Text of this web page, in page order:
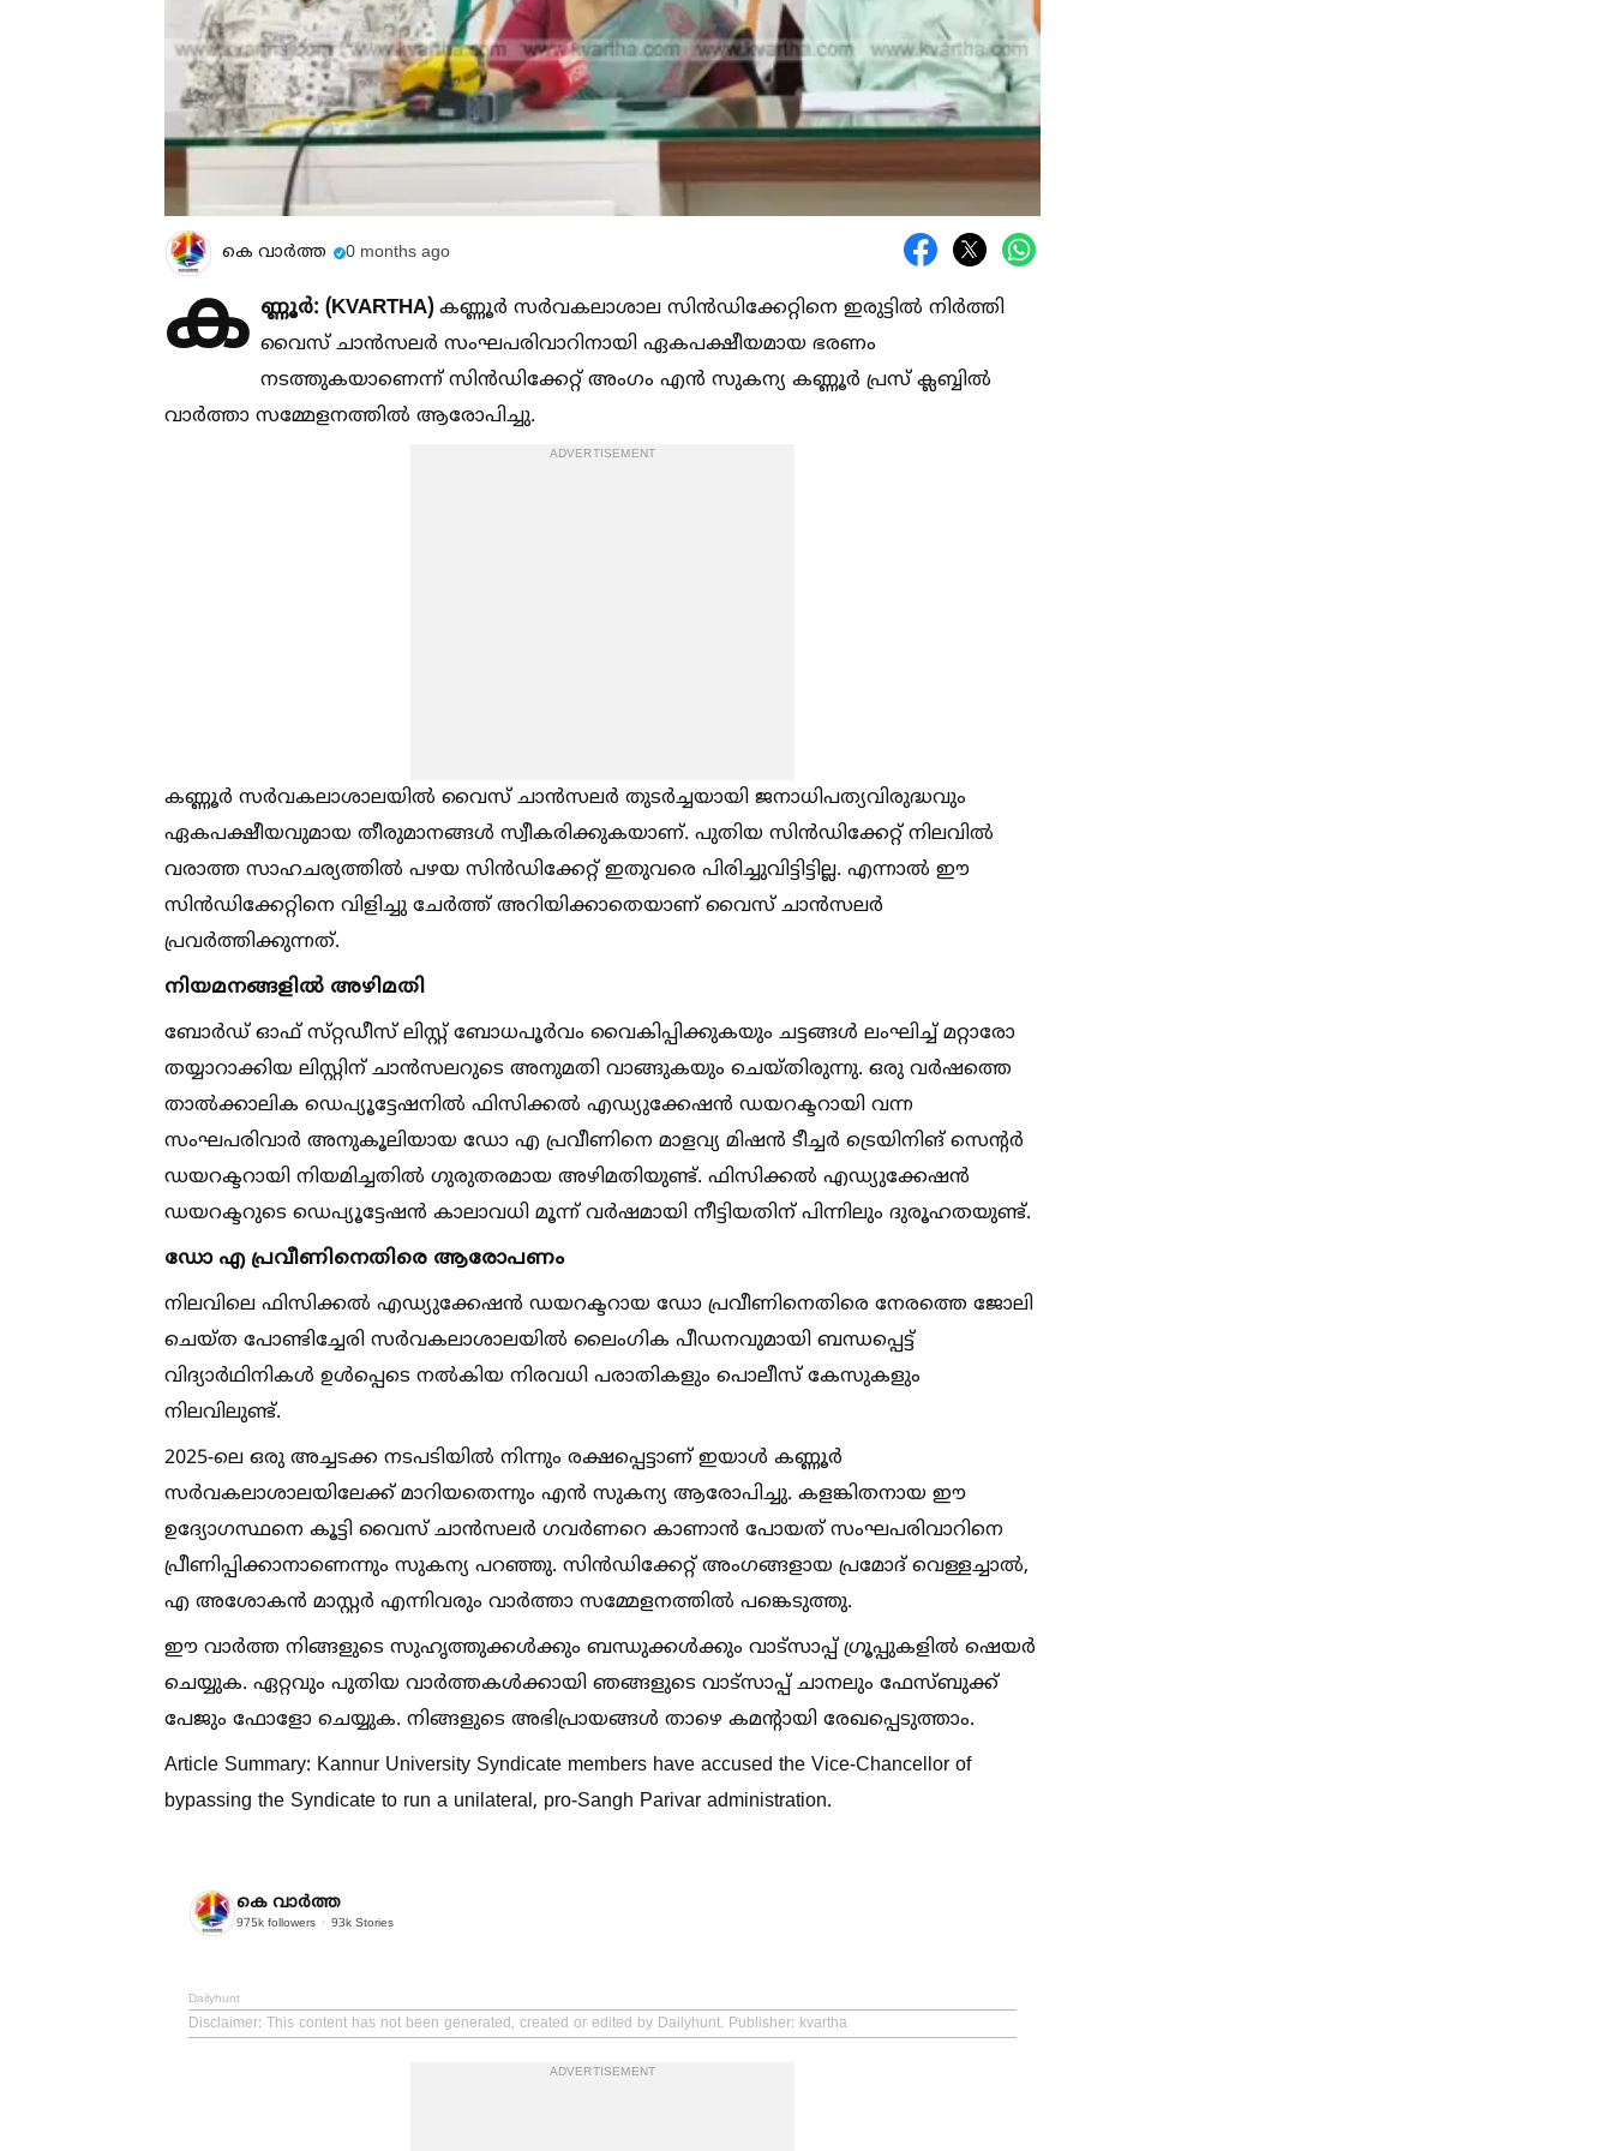
കെ വാര്‍ത്ത 0 months ago
ക ണ്ണൂർ: (KVARTHA) കണ്ണൂർ സർവകലാശാല സിൻഡിക്കേറ്റിനെ ഇരുട്ടില്‍ നിർത്തി
വൈസ് ചാൻസലർ സംഘപരിവാറിനായി ഏകപക്ഷീയമായ ഭരണം
നടത്തുകയാണെന്ന് സിൻഡിക്കേറ്റ് അംഗം എൻ സുകന്യ കണ്ണൂർ പ്രസ് ക്ലബ്ബില്‍
വാർത്താ സമ്മേളനത്തില്‍ ആരോപിച്ചു.
ADVERTISEMENT
കണ്ണൂർ സർവകലാശാലയില്‍ വൈസ് ചാൻസലർ തുടർച്ചയായി ജനാധിപത്യവിരുദ്ധവും
ഏകപക്ഷീയവുമായ തീരുമാനങ്ങള്‍ സ്വീകരിക്കുകയാണ്. പുതിയ സിൻഡിക്കേറ്റ് നിലവില്‍
വരാത്ത സാഹചര്യത്തില്‍ പഴയ സിൻഡിക്കേറ്റ് ഇതുവരെ പിരിച്ചുവിട്ടിട്ടില്ല. എന്നാല്‍ ഈ
സിൻഡിക്കേറ്റിനെ വിളിച്ചു ചേർത്ത് അറിയിക്കാതെയാണ് വൈസ് ചാൻസലർ
പ്രവർത്തിക്കുന്നത്.
നിയമനങ്ങളില്‍ അഴിമതി
ബോർഡ് ഓഫ് സ്‌റ്റഡീസ് ലിസ്റ്റ് ബോധപൂർവം വൈകിപ്പിക്കുകയും ചട്ടങ്ങള്‍ ലംഘിച്ച്‌ മറ്റാരോ
തയ്യാറാക്കിയ ലിസ്റ്റിന് ചാൻസലറുടെ അനുമതി വാങ്ങുകയും ചെയ്തിരുന്നു. ഒരു വർഷത്തെ
താല്‍ക്കാലിക ഡെപ്യൂട്ടേഷനില്‍ ഫിസിക്കല്‍ എഡ്യുക്കേഷൻ ഡയറക്ടറായി വന്ന
സംഘപരിവാർ അനുകൂലിയായ ഡോ എ പ്രവീണിനെ മാളവ്യ മിഷൻ ടീച്ചർ ട്രെയിനിങ് സെൻ്റർ
ഡയറക്ടറായി നിയമിച്ചതില്‍ ഗുരുതരമായ അഴിമതിയുണ്ട്. ഫിസിക്കല്‍ എഡ്യുക്കേഷൻ
ഡയറക്ടറുടെ ഡെപ്യൂട്ടേഷൻ കാലാവധി മൂന്ന് വർഷമായി നീട്ടിയതിന് പിന്നിലും ദുരൂഹതയുണ്ട്.
ഡോ എ പ്രവീണിനെതിരെ ആരോപണം
നിലവിലെ ഫിസിക്കല്‍ എഡ്യുക്കേഷൻ ഡയറക്ടറായ ഡോ പ്രവീണിനെതിരെ നേരത്തെ ജോലി
ചെയ്ത പോണ്ടിച്ചേരി സർവകലാശാലയില്‍ ലൈംഗിക പീഡനവുമായി ബന്ധപ്പെട്ട്
വിദ്യാർഥിനികള്‍ ഉള്‍പ്പെടെ നല്‍കിയ നിരവധി പരാതികളും പൊലീസ് കേസുകളും
നിലവിലുണ്ട്.
2025-ലെ ഒരു അച്ചടക്ക നടപടിയില്‍ നിന്നും രക്ഷപ്പെട്ടാണ് ഇയാള്‍ കണ്ണൂർ
സർവകലാശാലയിലേക്ക് മാറിയതെന്നും എൻ സുകന്യ ആരോപിച്ചു. കളങ്കിതനായ ഈ
ഉദ്യോഗസ്ഥനെ കൂട്ടി വൈസ് ചാൻസലർ ഗവർണറെ കാണാൻ പോയത് സംഘപരിവാറിനെ
പ്രീണിപ്പിക്കാനാണെന്നും സുകന്യ പറഞ്ഞു. സിൻഡിക്കേറ്റ് അംഗങ്ങളായ പ്രമോദ് വെള്ളച്ചാല്‍,
എ അശോകൻ മാസ്റ്റർ എന്നിവരും വാർത്താ സമ്മേളനത്തില്‍ പങ്കെടുത്തു.
ഈ വാർത്ത നിങ്ങളുടെ സുഹൃത്തുക്കള്‍ക്കും ബന്ധുക്കള്‍ക്കും വാട്സാപ്പ് ഗ്രൂപ്പുകളില്‍ ഷെയർ
ചെയ്യുക. ഏറ്റവും പുതിയ വാർത്തകള്‍ക്കായി ഞങ്ങളുടെ വാട്സാപ്പ് ചാനലും ഫേസ്ബുക്ക്
പേജും ഫോളോ ചെയ്യുക. നിങ്ങളുടെ അഭിപ്രായങ്ങള്‍ താഴെ കമൻ്റായി രേഖപ്പെടുത്താം.
Article Summary: Kannur University Syndicate members have accused the Vice-Chancellor of
bypassing the Syndicate to run a unilateral, pro-Sangh Parivar administration.
കെ വാര്‍ത്ത
975k followers 93k Stories
Dailyhunt
Disclaimer: This content has not been generated, created or edited by Dailyhunt. Publisher: kvartha
ADVERTISEMENT